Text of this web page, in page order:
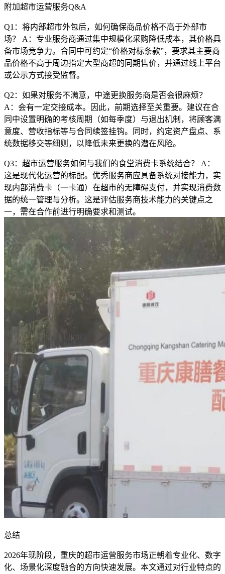
附加超市运营服务Q&A
Q1：将内部超市外包后，如何确保商品价格不高于外部市
场？ A：专业服务商通过集中规模化采购降低成本，其价格具
备市场竞争力。合同中可约定“价格对标条款”，要求其主要商
品价格不高于周边指定大型商超的同期售价，并通过线上平台
或公示方式接受监督。
Q2：如果对服务不满意，中途更换服务商是否会很麻烦？
A：会有一定交接成本。因此，前期选择至关重要。建议在合
同中设置明确的考核周期（如每季度）与退出机制，将顾客满
意度、营收指标等与合同续签挂钩。同时，约定资产盘点、系
统数据移交等细则，以降低未来更换的潜在风险。
Q3：超市运营服务如何与我们的食堂消费卡系统结合？ A：
这是现代化运营的标配。优秀服务商应具备系统对接能力，实
现内部消费卡（一卡通）在超市的无障碍支付，并实现消费数
据的统一管理与分析。这是评估服务商技术能力的关键点之
一，需在合作前进行明确要求和测试。
总结
2026年现阶段，重庆的超市运营服务市场正朝着专业化、数字
化、场景化深度融合的方向快速发展。本文通过对行业特点的